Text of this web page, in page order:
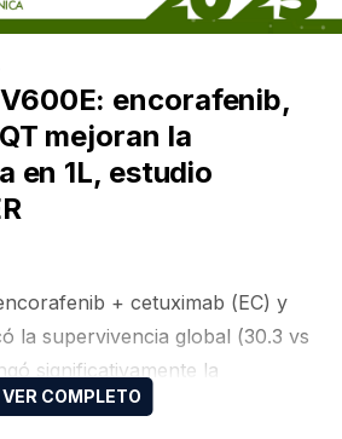
V600E: encorafenib,
mejoran la
en 1L, estudio
+ cetuximab (EC) y
la supervivencia global (30.3 vs
significativamente la
progresión (12.8 vs 7.1 meses)